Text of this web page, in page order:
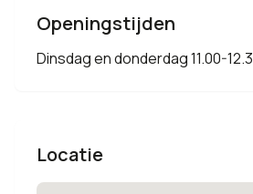
Openingstijden
Dinsdag en donderdag 11.00-
Locatie